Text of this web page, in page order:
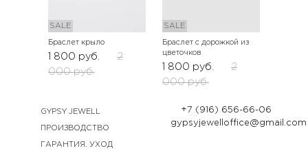
SALE
Браслет крыло
1 800 руб.
2
000 руб.
SALE
Браслет с дорожкой из
цветочков
1 800 руб.
2
000 руб.
GYPSY JEWELL
ПРОИЗВОДСТВО
ГАРАНТИЯ. УХОД
+7 (916) 656-66-06
gypsyjewelloffice@gmail.com